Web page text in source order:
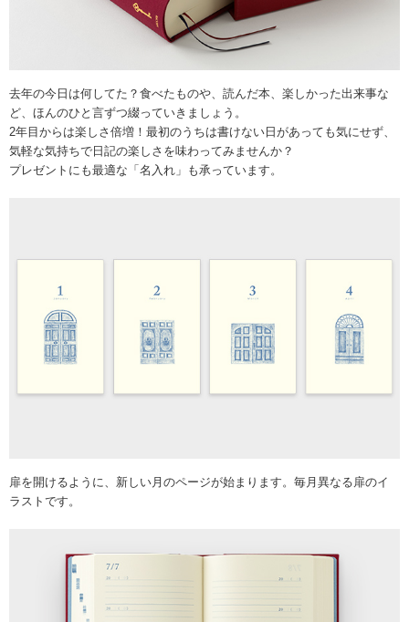
去年の今日は何してた？食べたものや、読んだ本、楽しかった出来事な
ど、ほんのひと言ずつ綴っていきましょう。
2年目からは楽しさ倍増！最初のうちは書けない日があっても気にせず、
気軽な気持ちで日記の楽しさを味わってみませんか？
プレゼントにも最適な「名入れ」も承っています。
扉を開けるように、新しい月のページが始まります。毎月異なる扉のイ
ラストです。